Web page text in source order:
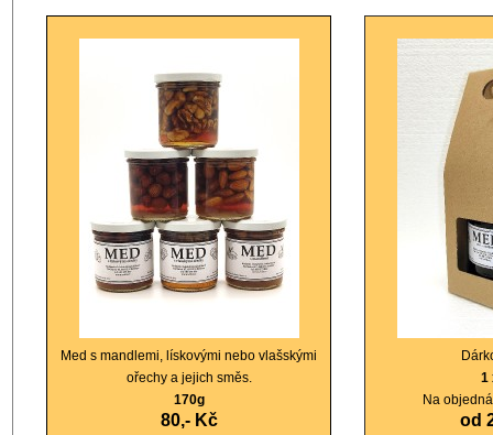
Med s mandlemi, lískovými nebo vlašskými
ořechy a jejich směs.
170g
80,- Kč
1
Na
od